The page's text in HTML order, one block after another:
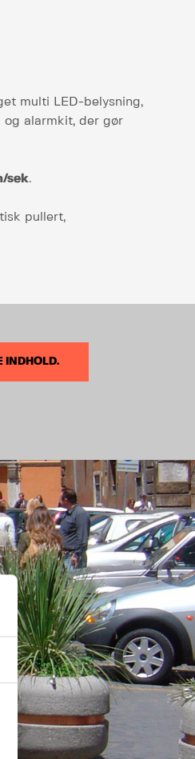
multi LED-belysning,
alarmkit, der gør
sek.
pullert,
INDHOLD.